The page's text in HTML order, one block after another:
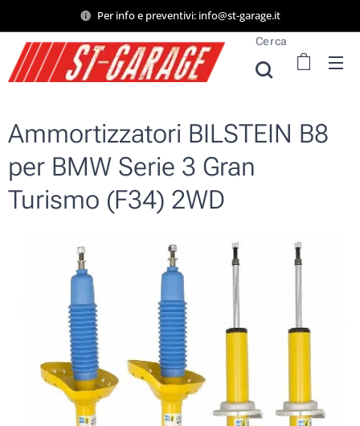
Per info e preventivi: info@st-garage.it
Cerca
Ammortizzatori BILSTEIN B8
per BMW Serie 3 Gran
Turismo (F34) 2WD